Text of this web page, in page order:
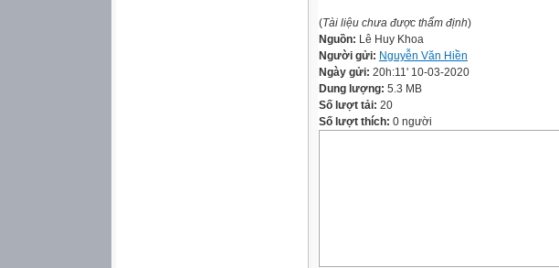
(Tài liệu chưa được thẩm định)
Nguồn: Lê Huy Khoa
Người gửi: Nguyễn Văn Hiền
Ngày gửi: 20h:11' 10-03-2020
Dung lượng: 5.3 MB
Số lượt tải: 20
Số lượt thích: 0 người